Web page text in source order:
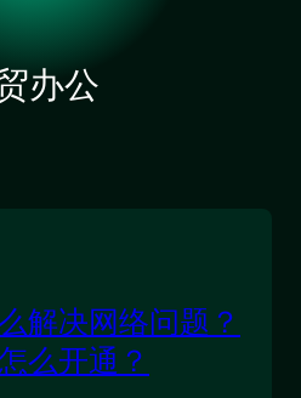
办公
解决网络问题？
么开通？